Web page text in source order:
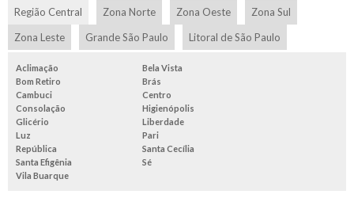
Região Central Zona Norte Zona Oeste
Zona Sul
Zona Leste
Grande São Paulo Litoral de São Paulo
Aclimação
Bela Vista
Bom Retiro
Brás
Cambuci
Centro
Consolação
Higienópolis
Glicério
Liberdade
Luz
Pari
República
Santa Cecília
Santa Efigênia
Sé
Vila Buarque